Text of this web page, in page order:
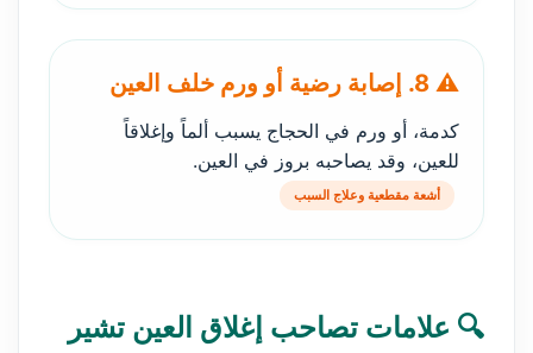
⚠️ 8. إصابة رضية أو ورم خلف العين
كدمة، أو ورم في الحجاج يسبب ألماً وإغلاقاً
للعين، وقد يصاحبه بروز في العين.
أشعة مقطعية وعلاج السبب
🔍 علامات تصاحب إغلاق العين تشير